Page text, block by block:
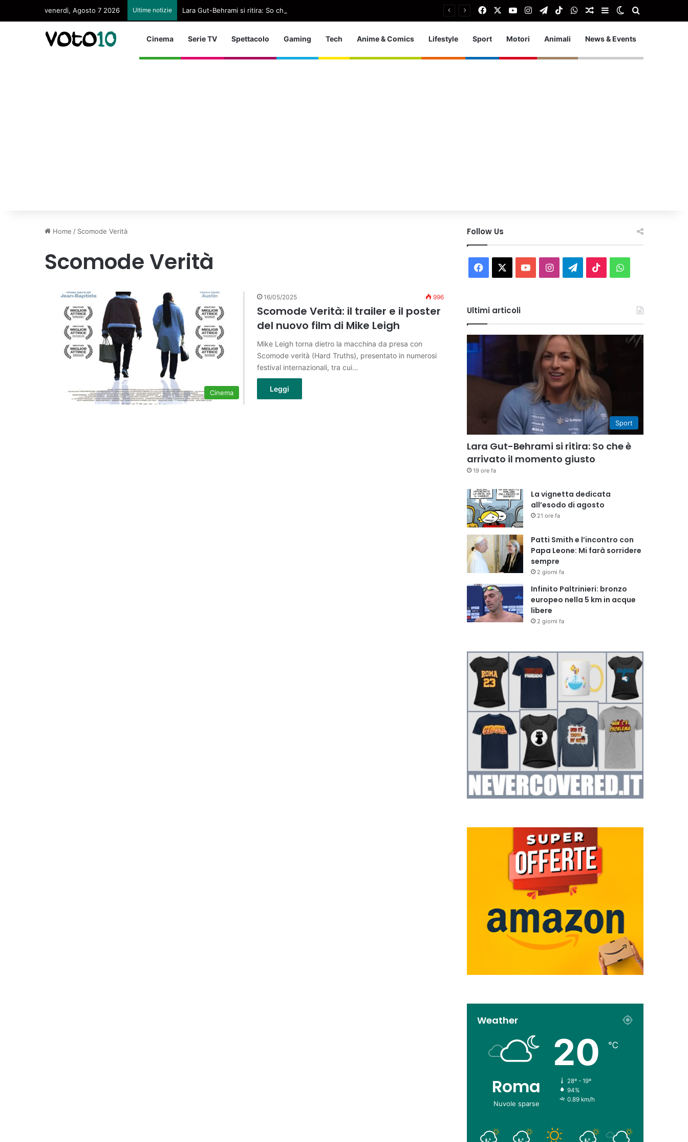
venerdì, Agosto 7 2026 Ultime notizie Lara Gut-Behrami si ritira: So che è arrivato il momento giusto FacebookYou TubeInstagram
TelegramTikTokWhatsApp
Articolo Random
Barra laterale
Cambia aspetto
Cinema Serie TV Spettacolo Gaming Tech Anime & Comics Lifestyle Sport Motori Animali News & Events
Home / Scomode Verità
Scomode Verità
Cinema
16/05/2025 996
Scomode Verità: il trailer e il poster
del nuovo film di Mike Leigh
Mike Leigh torna dietro la macchina da presa con
Scomode verità (Hard Truths), presentato in numerosi
festival internazionali, tra cui…
Leggi
Follow Us
Facebook You InstagramTelegram
TikTokWhatsApp
Ultimi articoli
Sport
Lara Gut-Behrami si ritira: So che è
arrivato il momento giusto
19 ore fa
La vignetta dedicata
all’esodo di agosto
21 ore fa
Patti Smith e l’incontro con
Papa Leone: Mi farà sorridere
sempre
2 giorni fa
Infinito Paltrinieri: bronzo
europeo nella 5 km in acque
libere
2 giorni fa
Weather
Roma
Nuvole sparse
20 ℃
28º - 19º
94%
0.89 km/h